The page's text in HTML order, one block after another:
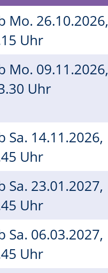
Mo. 26.10.2026,
Uhr
Mo. 09.11.2026,
Uhr
Sa. 14.11.2026,
Uhr
Sa. 23.01.2027,
Uhr
Sa. 06.03.2027,
Uhr